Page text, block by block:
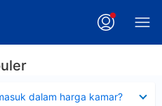
dalam harga kamar?